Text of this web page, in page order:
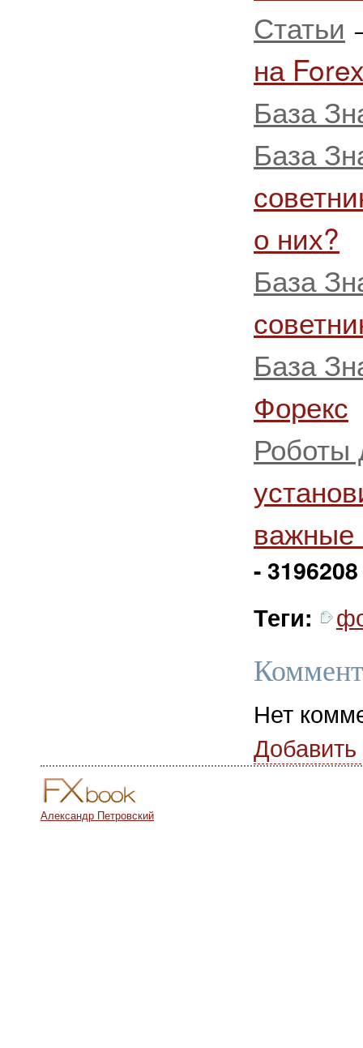
Статьи
на
База
База
о них?
База
База
Форекс
Роботы
- 3196208
Теги:
Нет
Александр Петровский